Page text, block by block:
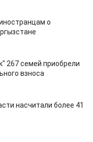
о
267 семей приобрели
взноса
насчитали более 41